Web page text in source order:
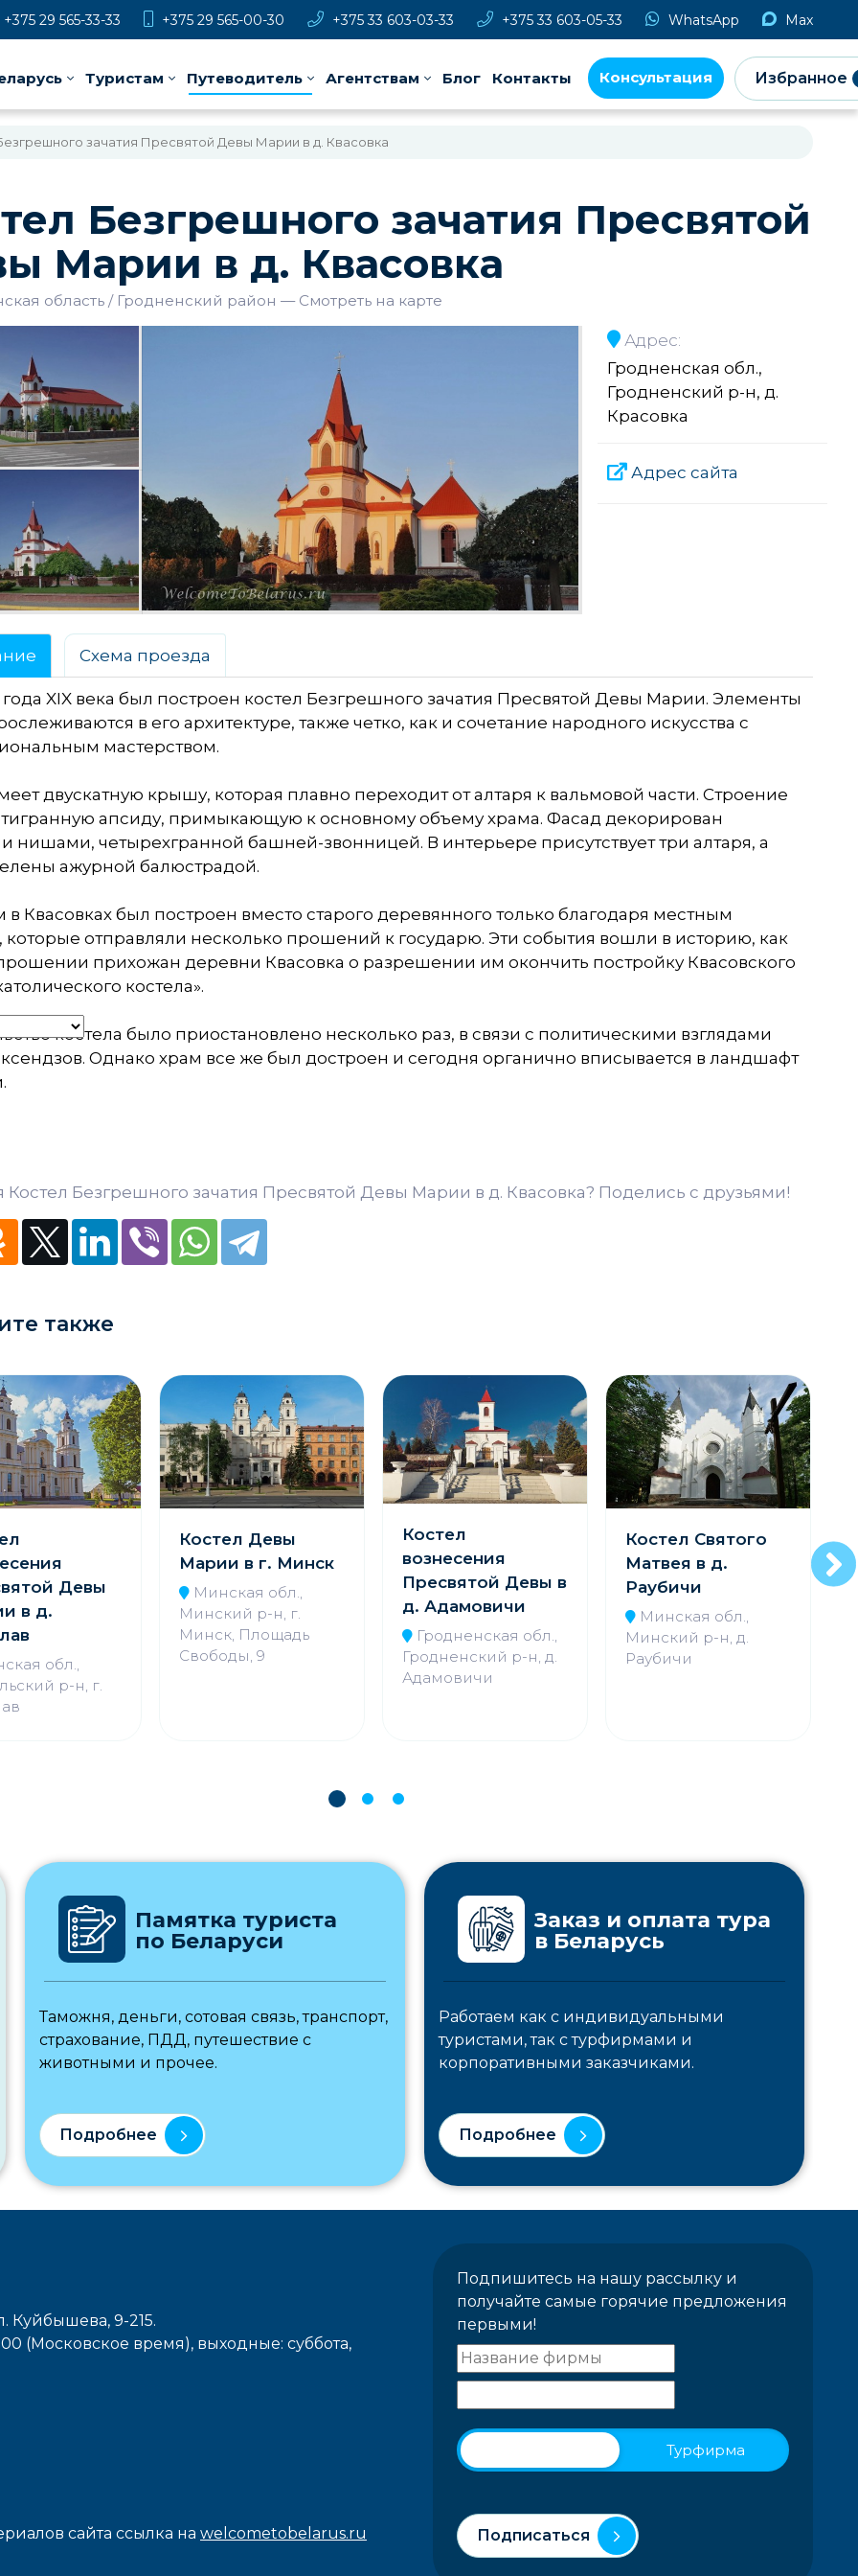
+375 29 565-33-33 +375 29 565-00-30 +375 33 603-03-33 +375 33 603-05-33 WhatsApp Max
Туристам Путеводитель Агентствам Блог Контакты Консультация Избранное
зачатия Пресвятой Девы Марии в д. Квасовка
Безгрешного зачатия Пресвятой
Марии в д. Квасовка
область Гродненский район — Смотреть на карте
Адрес:
Гродненская обл.,
Гродненский р-н, д.
Красовка
Адрес сайта
Схема проезда
года XIX века был построен костел Безгрешного зачатия Пресвятой Девы Марии. Элементы
в его архитектуре, также четко, как и сочетание народного искусства с
мастерством.
двускатную крышу, которая плавно переходит от алтаря к вальмовой части. Строение
апсиду, примыкающую к основному объему храма. Фасад декорирован
нишами, четырехгранной башней-звонницей. В интерьере присутствует три алтаря, а
ажурной балюстрадой.
в Квасовках был построен вместо старого деревянного только благодаря местным
которые отправляли несколько прошений к государю. Эти события вошли в историю, как
прихожан деревни Квасовка о разрешении им окончить постройку Квасовского
костела».
костела было приостановлено несколько раз, в связи с политическими взглядами
Однако храм все же был достроен и сегодня органично вписывается в ландшафт
Костел Безгрешного зачатия Пресвятой Девы Марии в д. Квасовка? Поделись с друзьями!
также
Девы
в д.
обл.,
р-н, г.
Костел Девы
Марии в г. Минск
Минская обл.,
Минский р-н, г.
Минск, Площадь
Свободы, 9
Костел
вознесения
Пресвятой Девы в
д. Адамовичи
Гродненская обл.,
Гродненский р-н, д.
Адамовичи
Костел Святого
Матвея в д.
Раубичи
Минская обл.,
Минский р-н, д.
Раубичи
Памятка туриста
по Беларуси
Таможня, деньги, сотовая связь, транспорт,
страхование, ПДД, путешествие с
животными и прочее.
Подробнее
Заказ и оплата тура
в Беларусь
Работаем как с индивидуальными
туристами, так с турфирмами и
корпоративными заказчиками.
Подробнее
Куйбышева, 9-215.
(Московское время), выходные: cуббота,
сайта ссылка на welcometobelarus.ru
Подпишитесь на нашу рассылку и
получайте самые горячие предложения
первыми!
Турфирма
Подписаться